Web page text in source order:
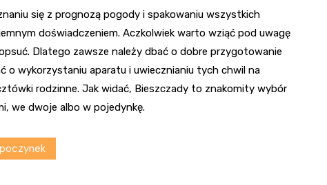
się z prognozą pogody i spakowaniu wszystkich
doświadczeniem. Aczkolwiek warto wziąć pod uwagę
Dlatego zawsze należy dbać o dobre przygotowanie
o wykorzystaniu aparatu i uwiecznianiu tych chwil na
rodzinne. Jak widać, Bieszczady to znakomity wybór
we dwoje albo w pojedynkę.